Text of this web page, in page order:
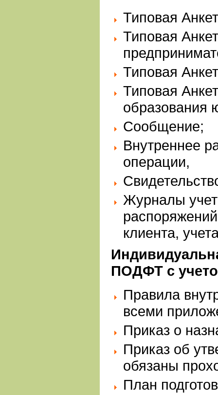
Типовая
Типовая
Типовая
Типовая
образования
Сообщение;
Внутреннее
операции,
Журналы
клиента,
ПОДФТ с
Правила
всеми
Приказ о
Приказ об
обязаны
План